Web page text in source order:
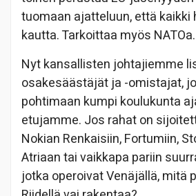
tuomaan ajatteluun, että kaikki
kautta. Tarkoittaa myös NATOa.
Nyt kansallisten johtajiemme
osakesäästäjät ja -omistajat,
pohtimaan kumpi koulukunta
etujamme. Jos rahat on
Nokian Renkaisiin, Fortumiin,
Atriaan tai vaikkapa pariin
jotka operoivat Venäjällä, mitä